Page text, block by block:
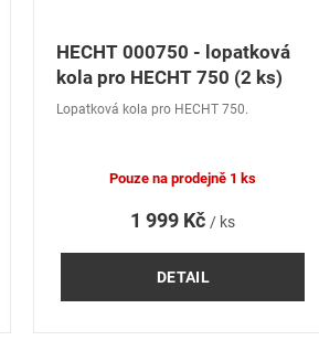
HECHT 000750 - lopatková
kola pro HECHT 750 (2 ks)
1 999 Kč / ks
DETAIL
Lopatková kola pro HECHT 750.
Pouze na prodejně 1 ks